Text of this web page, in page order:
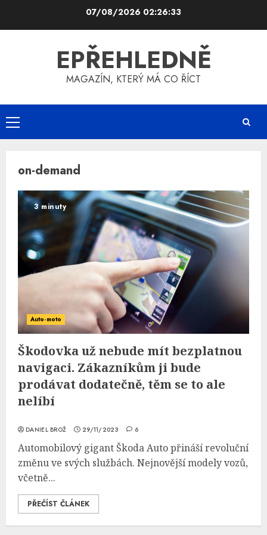
07/08/2026 02:26:33
EPŘEHLEDNĚ
MAGAZÍN, KTERÝ MÁ CO ŘÍCT
Primary
Menu
on-demand
3 minuty
Auto-moto
Škodovka už nebude mít bezplatnou
navigaci. Zákazníkům ji bude
prodávat dodatečně, těm se to ale
nelíbí
DANIEL BROŽ 29/11/2023 6
Automobilový gigant Škoda Auto přináší revoluční
změnu ve svých službách. Nejnovější modely vozů,
včetně...
PŘEČÍST ČLÁNEK